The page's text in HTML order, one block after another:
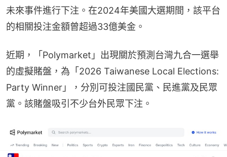
未來事件進行下注。在2024年美國大選期間，該平台
的相關投注金額曾超過33億美金。
近期，「Polymarket」出現關於預測台灣九合一選舉
的虛擬賭盤，為「2026 Taiwanese Local Elections:
Party Winner」，分別可投注國民黨、民進黨及民眾
黨。該賭盤吸引不少台外民眾下注。